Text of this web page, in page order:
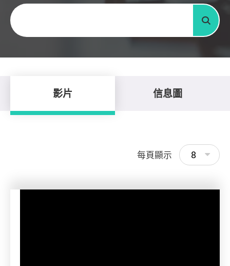
關鍵字
搜尋
影片 信息圖
每頁顯示 8